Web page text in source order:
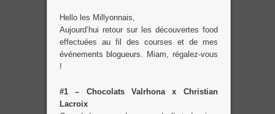
Hello les Millyonnais,
Aujourd’hui retour sur les découvertes food
effectuées au fil des courses et de mes
événements blogueurs. Miam, régalez-vous
!
#1 – Chocolats Valrhona x Christian
Lacroix